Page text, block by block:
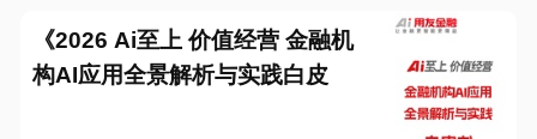
《2026 Ai至上 价值经营 金融机
构AI应用全景解析与实践白皮